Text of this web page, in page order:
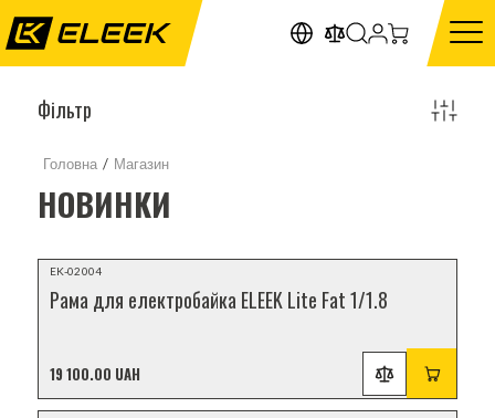
Фільтр
Головна / Магазин
НОВИНКИ
НОВИНКА
EK-02004
Рама для електробайка ELEEK Lite Fat 1/1.8
19 100.00 UAH